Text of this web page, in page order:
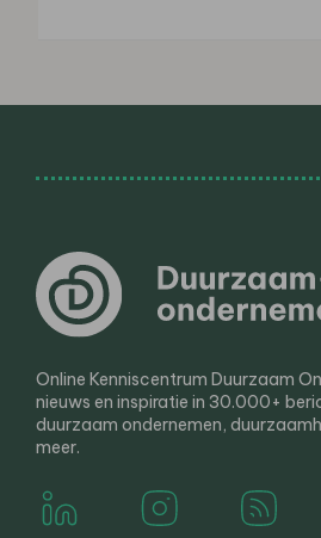
Online Kenniscentrum Duurzaam
nieuws en inspiratie in 30.000+
duurzaam ondernemen,
meer.